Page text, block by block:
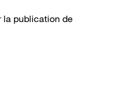
la publication de